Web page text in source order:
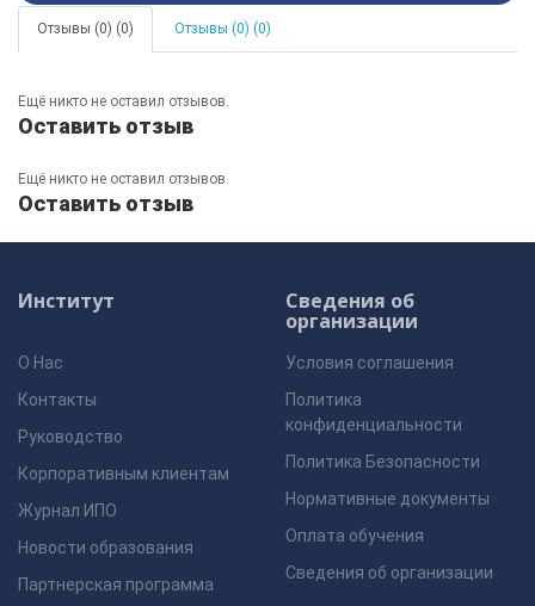
Отзывы (0) (0) Отзывы (0) (0)
Ещё никто не оставил отзывов.
Оставить отзыв
Ещё никто не оставил отзывов.
Оставить отзыв
Институт
О Нас
Контакты
Руководство
Корпоративным клиентам
Журнал ИПО
Новости образования
Партнерская программа
Сведения об
организации
Условия соглашения
Политика
конфиденциальности
Политика Безопасности
Нормативные документы
Оплата обучения
Сведения об организации